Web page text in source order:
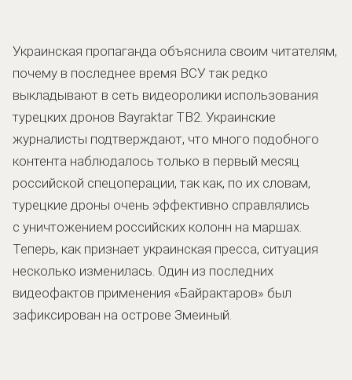
Украинская пропаганда объяснила своим читателям,
почему в последнее время ВСУ так редко
выкладывают в сеть видеоролики использования
турецких дронов Bayraktar TB2. Украинские
журналисты подтверждают, что много подобного
контента наблюдалось только в первый месяц
российской спецоперации, так как, по их словам,
турецкие дроны очень эффективно справлялись
с уничтожением российских колонн на маршах.
Теперь, как признает украинская пресса, ситуация
несколько изменилась. Один из последних
видеофактов применения «Байрактаров» был
зафиксирован на острове Змеиный.